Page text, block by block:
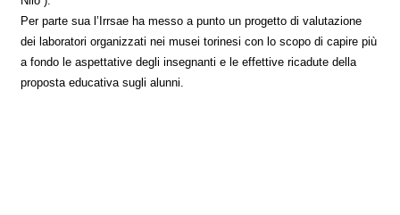
Per parte sua l’Irrsae ha messo a punto un progetto di valutazione
dei laboratori organizzati nei musei torinesi con lo scopo di capire più
a fondo le aspettative degli insegnanti e le effettive ricadute della
proposta educativa sugli alunni.